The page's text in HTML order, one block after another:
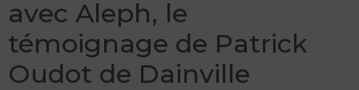
avec Aleph, le
témoignage de Patrick
Oudot de Dainville